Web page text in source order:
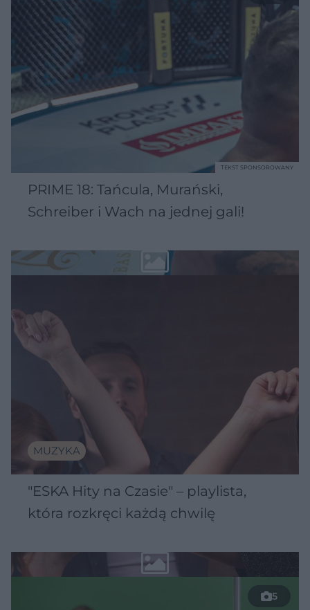
PRIME 18: Tańcula, Murański,
Schreiber i Wach na jednej gali!
TEKST SPONSOROWANY
MUZYKA
"ESKA Hity na Czasie" – playlista,
która rozkręci każdą chwilę
5